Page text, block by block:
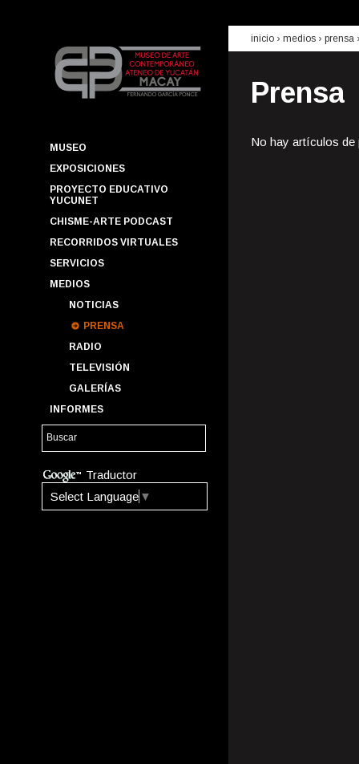
MUSEO
EXPOSICIONES
PROYECTO EDUCATIVO
YUCUNET
CHISME-ARTE PODCAST
RECORRIDOS VIRTUALES
SERVICIOS
MEDIOS
NOTICIAS
PRENSA
RADIO
TELEVISIÓN
GALERÍAS
INFORMES
Traductor
Select Language ▼
inicio › medios › prensa
Prensa
No hay artículos de